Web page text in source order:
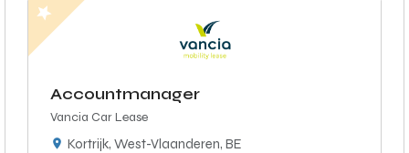
Accountmanager
Vancia Car Lease
Kortrijk, West-Vlaanderen, BE